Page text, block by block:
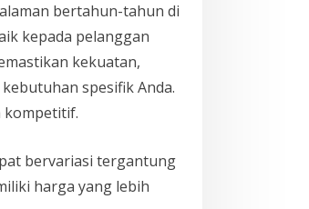
bertahun-tahun di
kepada pelanggan
kekuatan,
spesifik Anda.
kompetitif.
bervariasi tergantung
harga yang lebih